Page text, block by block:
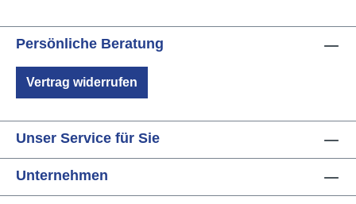
Persönliche Beratung
Vertrag widerrufen
Unser Service für Sie
Unternehmen